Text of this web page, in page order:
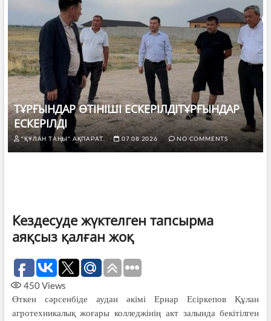
ТҰРҒЫНДАР ӨТІНІШІ ЕСКЕРІЛДІТҰРҒЫНДАР
ЕСКЕРІЛДІ
"ҚҰЛАН ТАҢЫ" АҚПАРАТ. 07.08.2026 NO COMMENTS
Кездесуде жүктелген тапсырма
аяқсыз қалған жоқ
450Views
Өткен сәрсенбіде аудан әкімі Ернар Есіркепов Құлан
агротехникалық жоғары колледжінің акт залында бекітілген